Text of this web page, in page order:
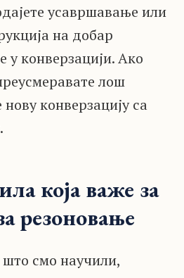
усавршавање или
на добар
у конверзацији. Ако
лош
конверзацију са
која важе за
резоновање
смо научили,